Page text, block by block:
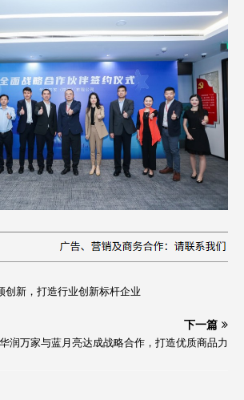
创新，打造行业创新标杆企业
下一篇
华润万家与蓝月亮达成战略合作，打造优质商品力